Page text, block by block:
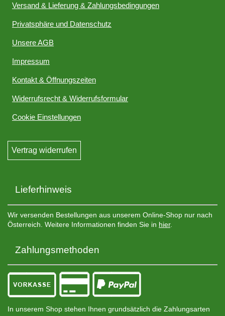
Versand & Lieferung & Zahlungsbedingungen
Privatsphäre und Datenschutz
Unsere AGB
Impressum
Kontakt & Öffnungszeiten
Widerrufsrecht & Widerrufsformular
Cookie Einstellungen
Vertrag widerrufen
Lieferhinweis
Wir versenden Bestellungen aus unserem Online-Shop nur nach
Österreich. Weitere Informationen finden Sie in hier.
Zahlungsmethoden
In unserem Shop stehen Ihnen grundsätzlich die Zahlungsarten